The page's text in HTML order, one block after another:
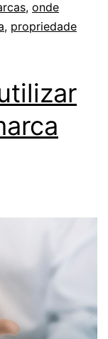
, onde
, propriedade